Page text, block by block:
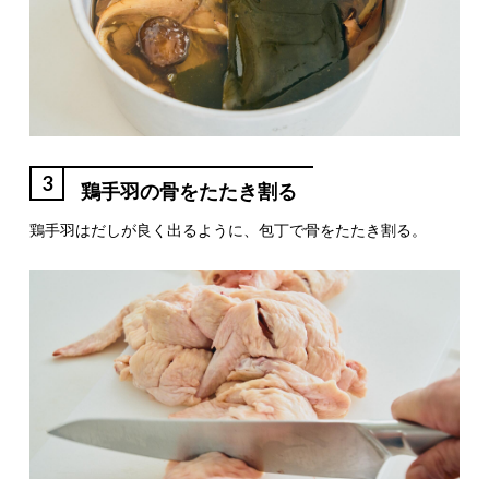
3 鶏手羽の骨をたたき割る
鶏手羽はだしが良く出るように、包丁で骨をたたき割る。